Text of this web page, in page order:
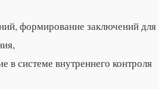
формирование заключений для
в системе внутреннего контроля